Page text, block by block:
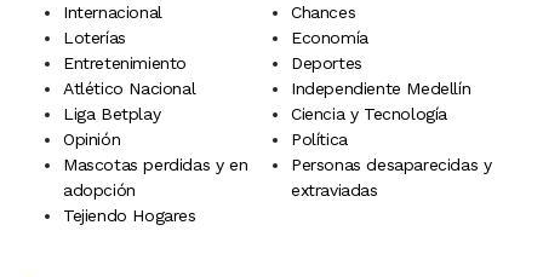
Internacional
Chances
Loterías
Economía
Entretenimiento
Deportes
Atlético Nacional
Independiente Medellín
Liga Betplay
Ciencia y Tecnología
Opinión
Política
Mascotas perdidas y en
adopción
Personas desaparecidas y
extraviadas
Tejiendo Hogares